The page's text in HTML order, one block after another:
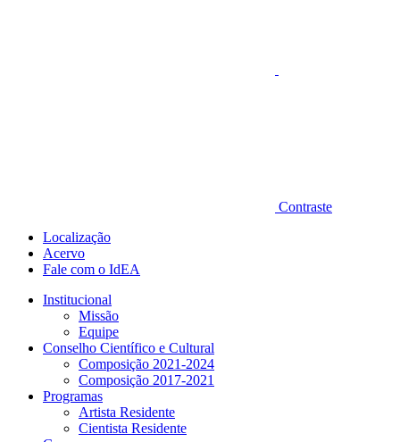
Contraste
Localização
Acervo
Fale com o IdEA
Institucional
Missão
Equipe
Conselho Científico e Cultural
Composição 2021-2024
Composição 2017-2021
Programas
Artista Residente
Cientista Residente